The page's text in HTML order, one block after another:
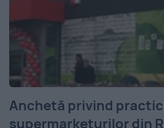
Anchetă privind
supermarketurilor din